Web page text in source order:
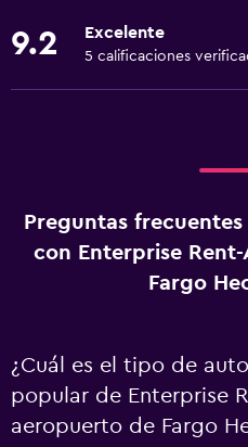
9.2 Excelente
5 calificaciones
Preguntas
con Enterprise
Fargo
¿Cuál es el tipo de
popular de Enterprise
aeropuerto de Fargo